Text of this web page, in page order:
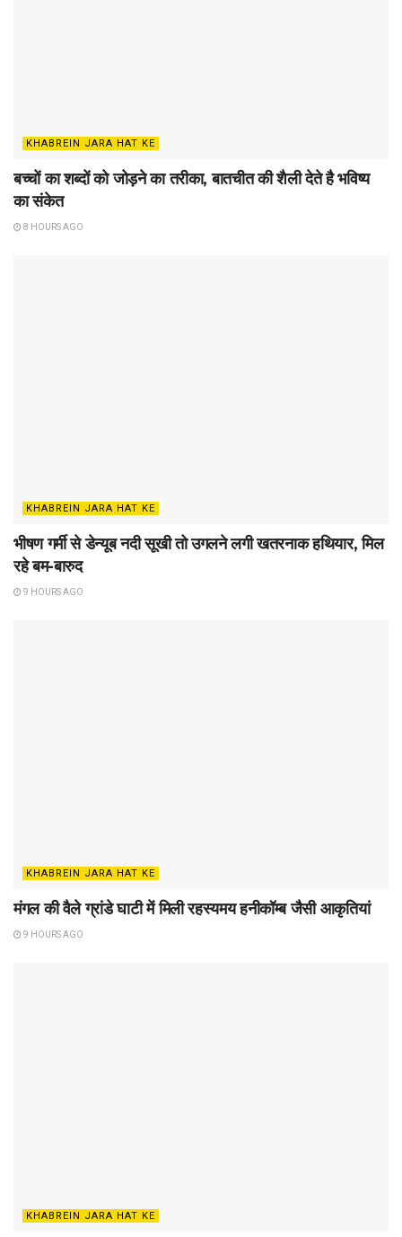
KHABREIN JARA HAT KE
बच्चों का शब्दों को जोड़ने का तरीका, बातचीत की शैली देते है भविष्य
का संकेत
8 HOURS AGO
KHABREIN JARA HAT KE
भीषण गर्मी से डेन्यूब नदी सूखी तो उगलने लगी खतरनाक हथियार, मिल
रहे बम-बारुद
9 HOURS AGO
KHABREIN JARA HAT KE
मंगल की वैले ग्रांडे घाटी में मिली रहस्यमय हनीकॉम्ब जैसी आकृतियां
9 HOURS AGO
KHABREIN JARA HAT KE